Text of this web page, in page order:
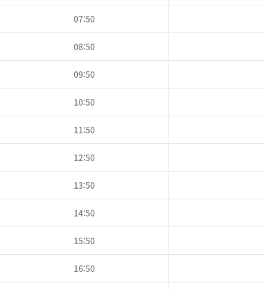
07:50
08:50
09:50
10:50
11:50
12:50
13:50
14:50
15:50
16:50